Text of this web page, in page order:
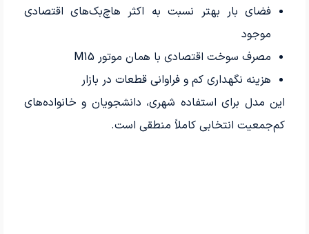
فضای بار بهتر نسبت به اکثر هاچ‌بک‌های اقتصادی
موجود
مصرف سوخت اقتصادی با همان موتور M15
هزینه نگهداری کم و فراوانی قطعات در بازار
این مدل برای استفاده شهری، دانشجویان و خانواده‌های
کم‌جمعیت انتخابی کاملاً منطقی است.